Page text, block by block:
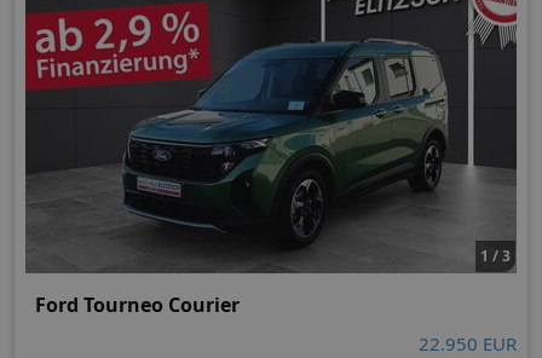
1 / 3
Ford Tourneo Courier
22.950 EUR